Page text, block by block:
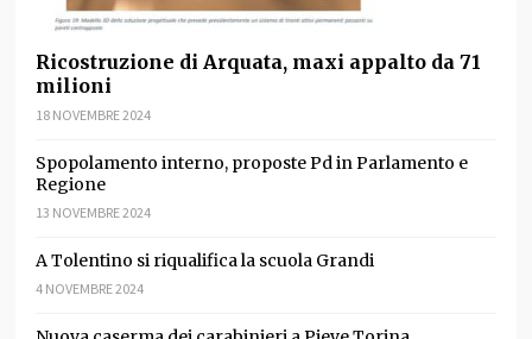
Ricostruzione di Arquata, maxi appalto da 71
milioni
18 NOVEMBRE 2024
Spopolamento interno, proposte Pd in Parlamento e
Regione
13 NOVEMBRE 2024
A Tolentino si riqualifica la scuola Grandi
4 NOVEMBRE 2024